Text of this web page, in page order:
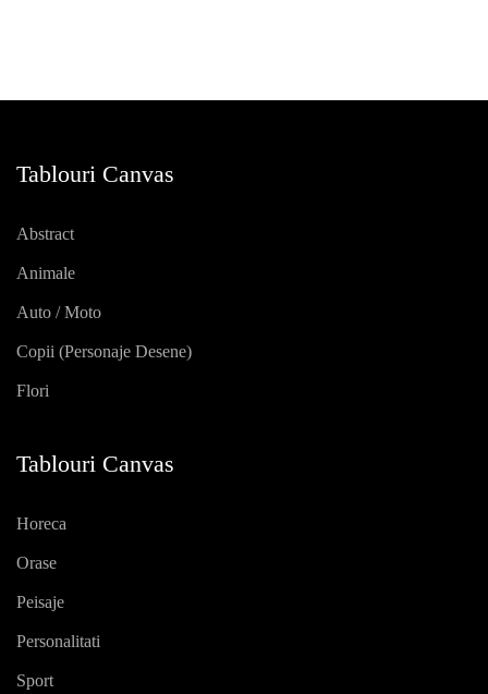
Tablouri Canvas
Abstract
Animale
Auto / Moto
Copii (personaje Desene)
Flori
Tablouri Canvas
Horeca
Orase
Peisaje
Personalitati
Sport